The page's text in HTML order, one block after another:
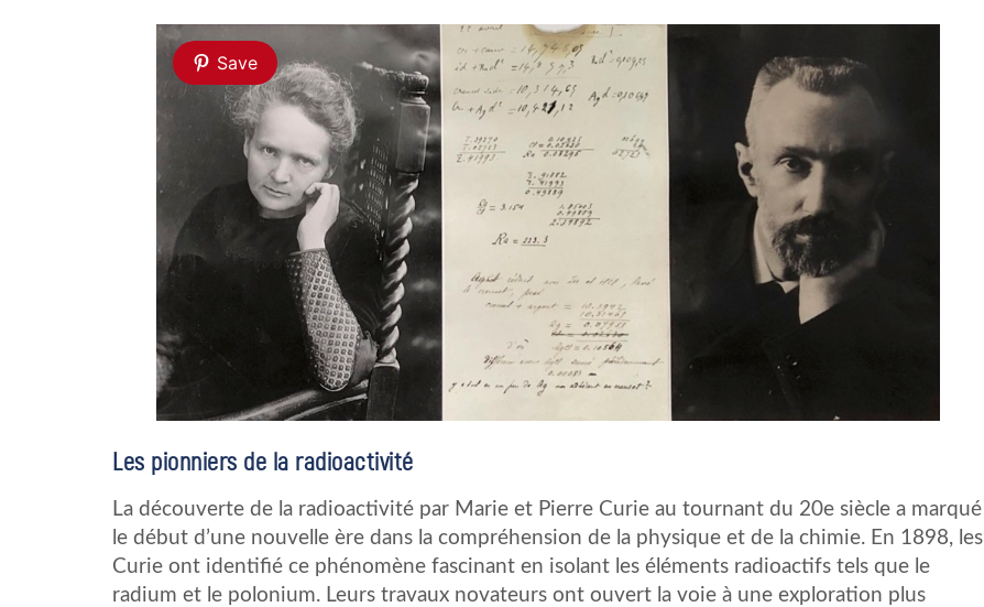
Save
Les pionniers de la radioactivité
La découverte de la radioactivité par Marie et Pierre Curie au tournant du 20e siècle a marqué
le début d’une nouvelle ère dans la compréhension de la physique et de la chimie. En 1898, les
Curie ont identifié ce phénomène fascinant en isolant les éléments radioactifs tels que le
radium et le polonium. Leurs travaux novateurs ont ouvert la voie à une exploration plus